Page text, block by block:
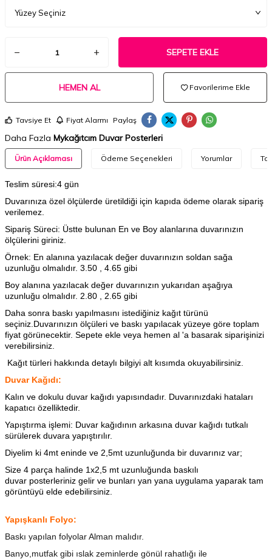
SEPETE EKLE
HEMEN AL Favorilerime Ekle
Tavsiye Et Fiyat Alarmı Paylaş
Daha Fazla Mykağıtcım Duvar Posterleri
Ürün Açıklaması Ödeme Seçenekleri Yorumlar
Teslim süresi:4 gün
Duvarınıza özel ölçülerde üretildiği için kapıda ödeme olarak sipariş
verilemez.
Sipariş Süreci: Üstte bulunan En ve Boy alanlarına duvarınızın
ölçülerini giriniz.
Örnek: En alanına yazılacak değer duvarınızın soldan sağa
uzunluğu olmalıdır. 3.50 , 4.65 gibi
Boy alanına yazılacak değer duvarınızın yukarıdan aşağıya
uzunluğu olmalıdır. 2.80 , 2.65 gibi
Daha sonra baskı yapılmasını istediğiniz kağıt türünü
seçiniz.Duvarınızın ölçüleri ve baskı yapılacak yüzeye göre toplam
fiyat görünecektir. Sepete ekle veya hemen al 'a basarak siparişinizi
verebilirsiniz.
Kağıt türleri hakkında detaylı bilgiyi alt kısımda okuyabilirsiniz.
Duvar Kağıdı:
Kalın ve dokulu duvar kağıdı yapısındadır. Duvarınızdaki hataları
kapatıcı özelliktedir.
Yapıştırma işlemi: Duvar kağıdının arkasına duvar kağıdı tutkalı
sürülerek duvara yapıştırılır.
Diyelim ki 4mt eninde ve 2,5mt uzunluğunda bir duvarınız var;
Size 4 parça halinde 1x2,5 mt uzunluğunda baskılı
duvar posterleriniz gelir ve bunları yan yana uygulama yaparak tam
görüntüyü elde edebilirsiniz.
Yapışkanlı Folyo:
Baskı yapılan folyolar Alman malıdır.
Banyo,mutfak gibi ıslak zeminlerde gönül rahatlığı ile